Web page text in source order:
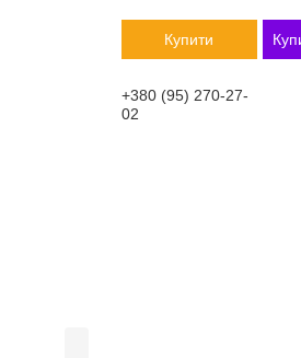
Купити
+380 (95) 270-27-
02